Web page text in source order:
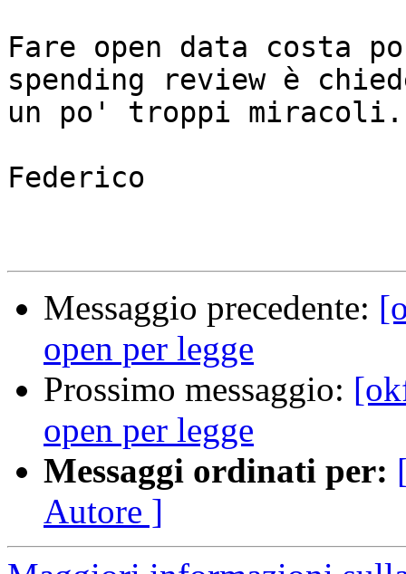
Fare open data costa
spending review è
un po' troppi
Federico
Messaggio precedente:
open per legge
Prossimo messaggio:
open per legge
Messaggi ordinati per:
Autore ]